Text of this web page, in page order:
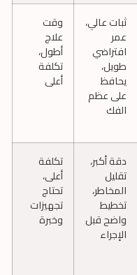
ثبات عالي،
عمر
افتراضي
طويل،
يحافظ
على عظم
الفك
وقت
علاج
أطول،
تكلفة
أعلى
دقة أكبر،
تقليل
المخاطر،
تخطيط
واضح قبل
الإجراء
تكلفة
أعلى،
تحتاج
تجهيزات
وخبرة